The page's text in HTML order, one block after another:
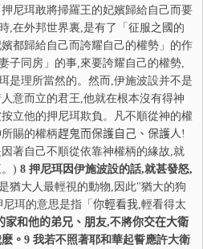
尼珥敢將掃羅王的妃嬪歸給自己而要
,在外邦世界裏,是有了「征服之國的
都歸給自己而誇耀自己的權勢」的作
子同房」的事,來要誇耀自己的權勢,
是理所當然的。然而,伊施波設并不是
意而立的君王,他就在根本沒有得神
立他的押尼珥欺負。凡不順從神的權
賜的權柄趕鬼而保護自己、保護人!
著自己不順從依靠神權柄的緣故,就
) 8 押尼珥因伊施波設的話,就甚發怒,
猶大人最輕視的動物,因此"猶大的狗
珥的意思是指「 你輕看我,輕看得太
家和他的弟兄、朋友,不將你交在大衛
。 9 我若不照著耶和華起誓應許大衛